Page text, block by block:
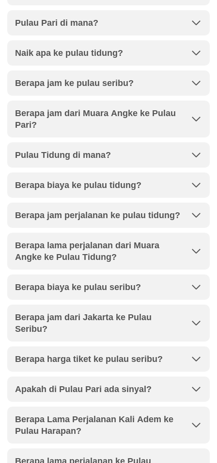
Pulau Pari di mana?
Naik apa ke pulau tidung?
Berapa jam ke pulau seribu?
Berapa jam dari Muara Angke ke Pulau
Pari?
Pulau Tidung di mana?
Berapa biaya ke pulau tidung?
Berapa jam perjalanan ke pulau tidung?
Berapa lama perjalanan dari Muara
Angke ke Pulau Tidung?
Berapa biaya ke pulau seribu?
Berapa jam dari Jakarta ke Pulau
Seribu?
Berapa harga tiket ke pulau seribu?
Apakah di Pulau Pari ada sinyal?
Berapa Lama Perjalanan Kali Adem ke
Pulau Harapan?